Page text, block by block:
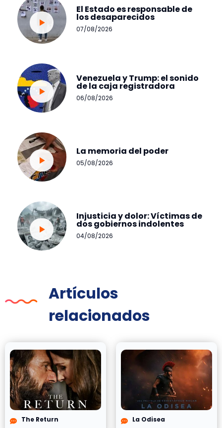
El Estado es responsable de
los desaparecidos
07/08/2026
Venezuela y Trump: el sonido
de la caja registradora
06/08/2026
La memoria del poder
05/08/2026
Injusticia y dolor: Víctimas de
dos gobiernos indolentes
04/08/2026
Artículos
relacionados
The Return La Odisea